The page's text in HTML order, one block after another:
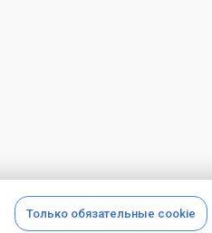
Только обязательные cookie